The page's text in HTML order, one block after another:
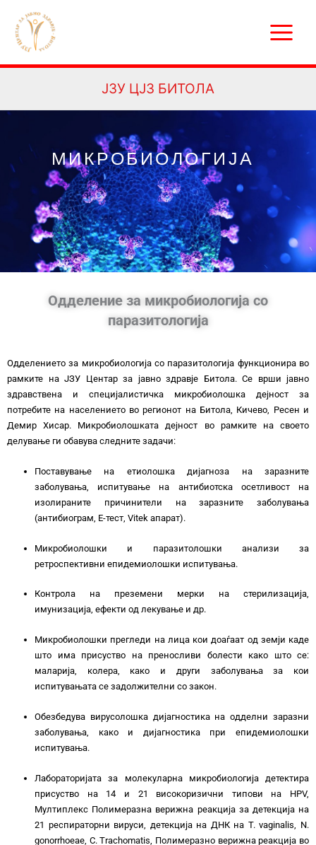
content
Menu
ЈЗУ ЦЈЗ БИТОЛА
МИКРОБИОЛОГИЈА
Одделение за микробиологија со
паразитологија
Одделението за микробиологија со паразитологија функционира во
рамките на ЈЗУ Центар за јавно здравје Битола. Се врши јавно
здравствена и специјалистичка микробиолошка дејност за
потребите на населението во регионот на Битола, Кичево, Ресен и
Демир Хисар. Микробиолошката дејност во рамките на своето
делување ги обавува следните задачи:
Поставување на етиолошка дијагноза на заразните
заболувања, испитување на антибиотска осетливост на
изолираните причинители на заразните заболувања
(антибиограм, Е-тест, Vitek апарат).
Микробиолошки и паразитолошки анализи за
ретроспективни епидемиолошки испитувања.
Контрола на преземени мерки на стерилизација,
имунизација, ефекти од лекување и др.
Микробиолошки прегледи на лица кои доаѓаат од земји каде
што има присуство на преносливи болести како што се:
маларија, колера, како и други заболувања за кои
испитувањата се задолжителни со закон.
Обезбедува вирусолошка дијагностика на одделни заразни
заболувања, како и дијагностика при епидемиолошки
испитувања.
Лабораторијата за молекуларна микробиологија детектира
присуство на 14 и 21 високоризични типови на HPV,
Мултиплекс Полимеразна верижна реакција за детекција на
21 респираторни вируси, детекција на ДНК на T. vaginalis, N.
gonorrhoeae, C. Trachomatis, Полимеразно верижна реакција во